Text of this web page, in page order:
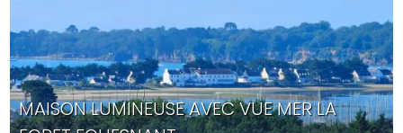
MAISON LUMINEUSE AVEC VUE MER LA